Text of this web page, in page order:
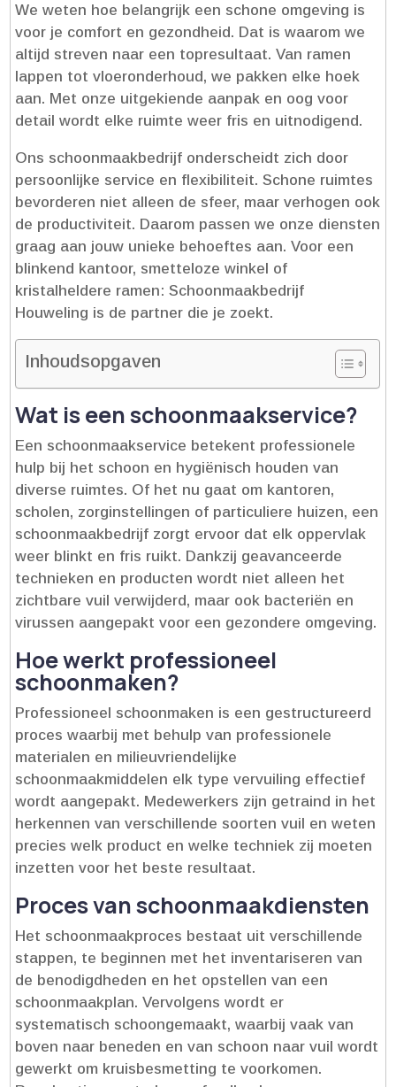
We weten hoe belangrijk een schone omgeving is
voor je comfort en gezondheid.​ Dat is waarom we
altijd streven naar een topresultaat.​ Van ramen
lappen tot vloeronderhoud, we pakken elke hoek
aan.​ Met onze uitgekiende aanpak en oog voor
detail wordt elke ruimte weer fris en uitnodigend.​
Ons schoonmaakbedrijf onderscheidt zich door
persoonlijke service en flexibiliteit.​ Schone ruimtes
bevorderen niet alleen de sfeer, maar verhogen ook
de productiviteit.​ Daarom passen we onze diensten
graag aan jouw unieke behoeftes aan.​ Voor een
blinkend kantoor, smetteloze winkel of
kristalheldere ramen: Schoonmaakbedrijf
Houweling is de partner die je zoekt.​
Inhoudsopgaven
Wat is een schoonmaakservice?
Een schoonmaakservice betekent professionele
hulp bij het schoon en hygiënisch houden van
diverse ruimtes.​ Of het nu gaat om kantoren,
scholen, zorginstellingen of particuliere huizen, een
schoonmaakbedrijf zorgt ervoor dat elk oppervlak
weer blinkt en fris ruikt.​ Dankzij geavanceerde
technieken en producten wordt niet alleen het
zichtbare vuil verwijderd, maar ook bacteriën en
virussen aangepakt voor een gezondere omgeving.​
Hoe werkt professioneel
schoonmaken?
Professioneel schoonmaken is een gestructureerd
proces waarbij met behulp van professionele
materialen en milieuvriendelijke
schoonmaakmiddelen elk type vervuiling effectief
wordt aangepakt.​ Medewerkers zijn getraind in het
herkennen van verschillende soorten vuil en weten
precies welk product en welke techniek zij moeten
inzetten voor het beste resultaat.​
Proces van schoonmaakdiensten
Het schoonmaakproces bestaat uit verschillende
stappen, te beginnen met het inventariseren van
de benodigdheden en het opstellen van een
schoonmaakplan.​ Vervolgens wordt er
systematisch schoongemaakt, waarbij vaak van
boven naar beneden en van schoon naar vuil wordt
gewerkt om kruisbesmetting te voorkomen.​